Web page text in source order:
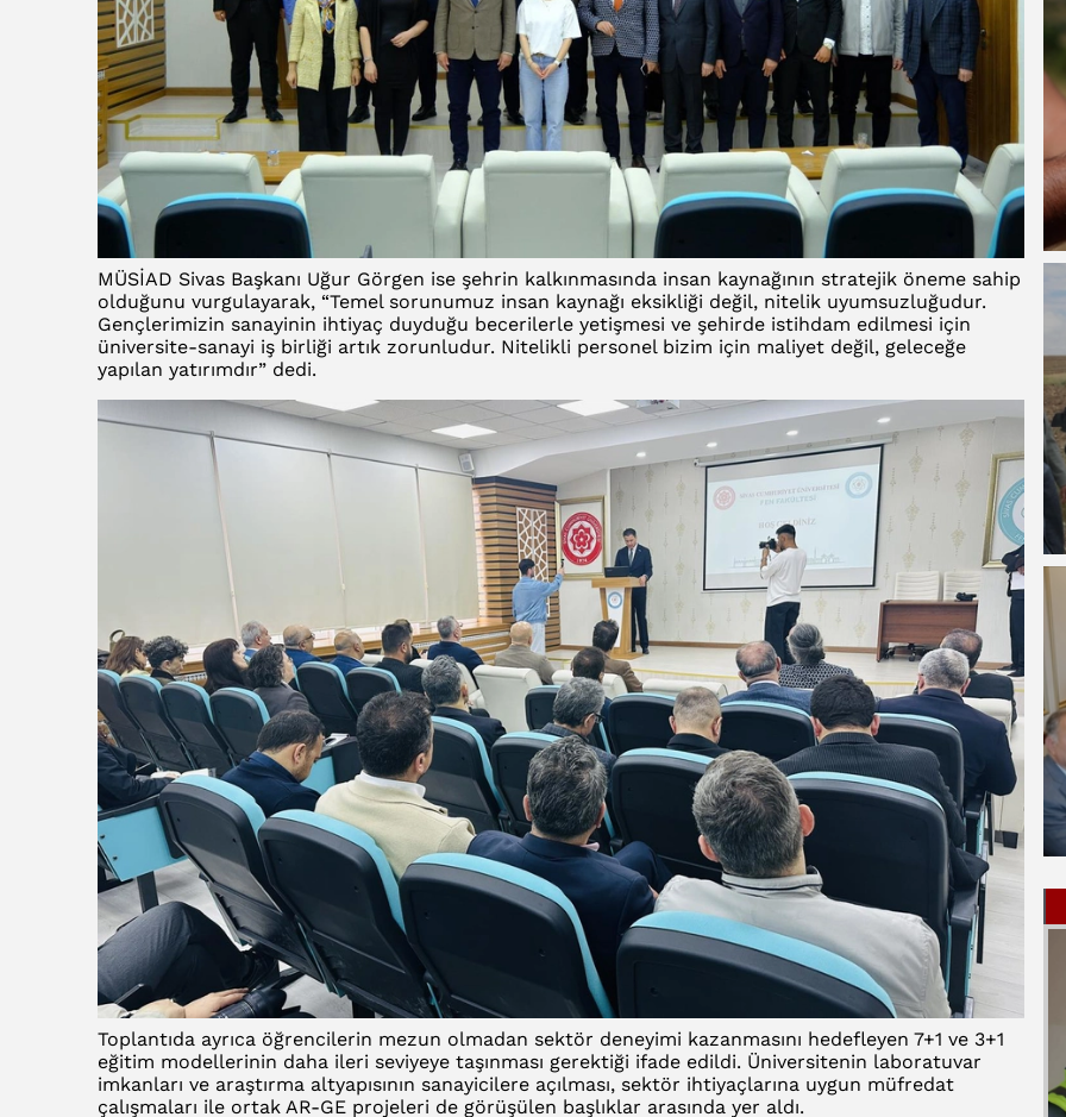
MÜSİAD Sivas Başkanı Uğur Görgen ise şehrin kalkınmasında insan kaynağının stratejik öneme sahip
olduğunu vurgulayarak, “Temel sorunumuz insan kaynağı eksikliği değil, nitelik uyumsuzluğudur.
Gençlerimizin sanayinin ihtiyaç duyduğu becerilerle yetişmesi ve şehirde istihdam edilmesi için
üniversite-sanayi iş birliği artık zorunludur. Nitelikli personel bizim için maliyet değil, geleceğe
yapılan yatırımdır” dedi.
Toplantıda ayrıca öğrencilerin mezun olmadan sektör deneyimi kazanmasını hedefleyen 7+1 ve 3+1
eğitim modellerinin daha ileri seviyeye taşınması gerektiği ifade edildi. Üniversitenin laboratuvar
imkanları ve araştırma altyapısının sanayicilere açılması, sektör ihtiyaçlarına uygun müfredat
çalışmaları ile ortak AR-GE projeleri de görüşülen başlıklar arasında yer aldı.